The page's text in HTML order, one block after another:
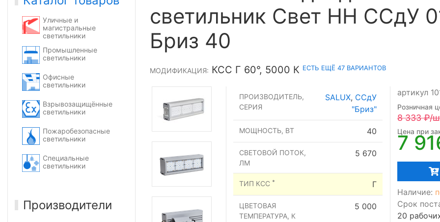
Уличные и
магистральные
светильники
Промышленные
светильники
Офисные
светильники
Взрывозащищённые
светильники
Пожаробезопасные
светильники
Специальные
светильники
Производители
светильник Свет НН ССдУ
Бриз 40
МОДИФИКАЦИЯ: КСС Г 60°, 5000 К ЕСТЬ ЕЩЁ 47 ВАРИАНТОВ
ПРОИЗВОДИТЕЛЬ,
СЕРИЯ
SALUX, ССдУ
"Бриз"
МОЩНОСТЬ, ВТ 40
СВЕТОВОЙ ПОТОК,
ЛМ
5 670
ТИП КСС * Г
ЦВЕТОВАЯ
ТЕМПЕРАТУРА, К
5 000
артикул
Розничная
8 333₽/
Цена при
7
Наличие:
Срок
20